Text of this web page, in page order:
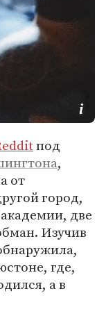
под
,
от
город,
две
Изучив
где,
а в